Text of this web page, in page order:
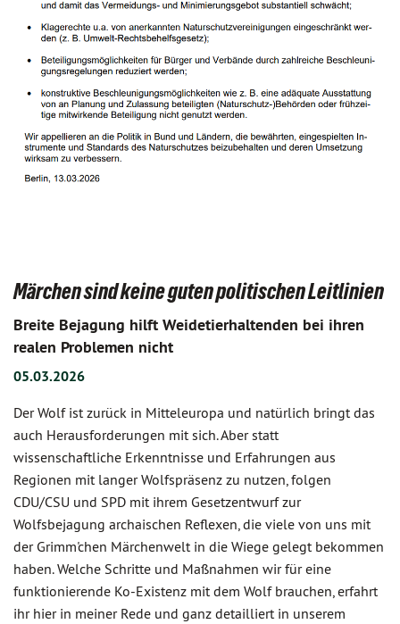
Märchen sind keine guten politischen Leitlinien
Breite Bejagung hilft Weidetierhaltenden bei ihren
realen Problemen nicht
05.03.2026
Der Wolf ist zurück in Mitteleuropa und natürlich bringt das
auch Herausforderungen mit sich. Aber statt
wissenschaftliche Erkenntnisse und Erfahrungen aus
Regionen mit langer Wolfspräsenz zu nutzen, folgen
CDU/CSU und SPD mit ihrem Gesetzentwurf zur
Wolfsbejagung archaischen Reflexen, die viele von uns mit
der Grimm'chen Märchenwelt in die Wiege gelegt bekommen
haben. Welche Schritte und Maßnahmen wir für eine
funktionierende Ko-Existenz mit dem Wolf brauchen, erfahrt
ihr hier in meiner Rede und ganz detailliert in unserem